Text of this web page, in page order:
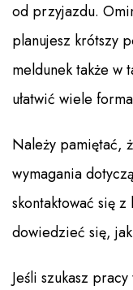
od przyjazdu.
planujesz krótszy
meldunek także w
ułatwić wiele
Należy pamiętać,
wymagania
skontaktować się
dowiedzieć się,
Jeśli szukasz